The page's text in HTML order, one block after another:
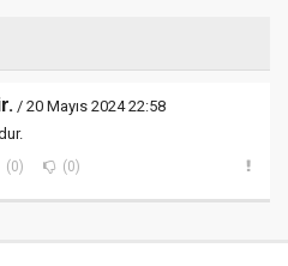
/ 20 Mayıs 2024 22:58
(0) (0)